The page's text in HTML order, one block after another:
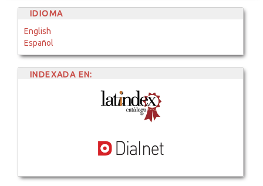
IDIOMA
English
Español
INDEXADA EN: